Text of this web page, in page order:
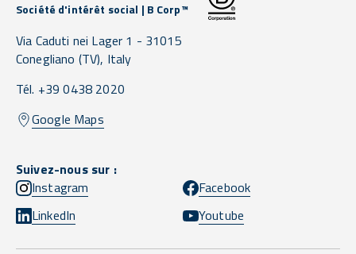
Société d'intérêt social | B Corp™
Via Caduti nei Lager 1 - 31015
Conegliano (TV), Italy
Tél. +39 0438 2020
Google Maps
Suivez-nous sur :
Instagram
Facebook
LinkedIn
Youtube